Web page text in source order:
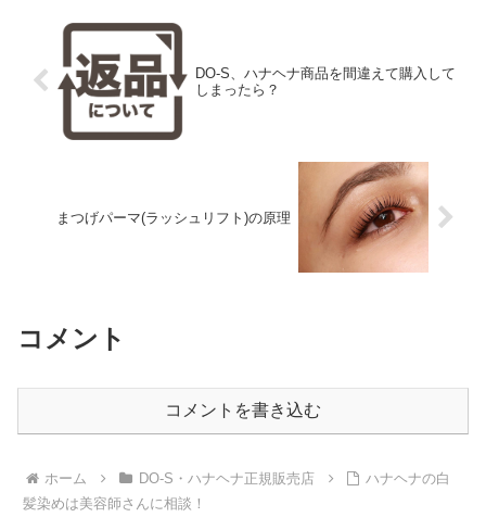
DO-S、ハナヘナ商品を間違えて購入して
しまったら？
まつげパーマ(ラッシュリフト)の原理
コメント
コメントを書き込む
ホーム DO-S・ハナヘナ正規販売店
ハナヘナの白
髪染めは美容師さんに相談！